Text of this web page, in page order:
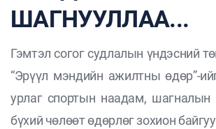
ШАГНУУЛЛАА...
Гэмтэл согог судлалын үндэсний
“Эрүүл мэндийн ажилтны өдөр”-
урлаг спортын наадам, шагналын
бүхий чөлөөт өдөрлөг зохион